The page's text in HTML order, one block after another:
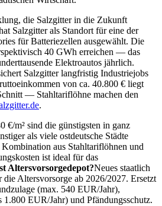
die Salzgitter in die Zukunft
Salzgitter als Standort für eine der
für Batteriezellen ausgewählt. Die
40 GWh erreichen — das
Elektroautos jährlich.
Salzgitter langfristig Industriejobs
von ca. 40.800 € liegt
— Stahltariflöhne machen den
.
€/m² sind die günstigsten in ganz
als viele ostdeutsche Städte
aus Stahltariflöhnen und
ist ideal für das
Altersvorsorgedepot?Neues staatlich
Altersvorsorge ab 2026/2027. Ersetzt
(max. 540 EUR/Jahr),
1.800 EUR/Jahr) und Pfändungsschutz.